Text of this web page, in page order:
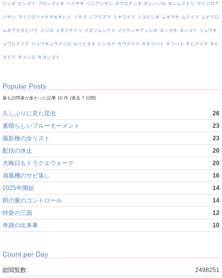
リシギ ビンズイ ブロンズトキ ヘラサギ ベニアジサシ ホウロクシギ ホシハジロ ホシムクドリ マミジロア
ジサシ マミジロツメナガセキレイ ミサゴ ミフウズラ ミヤコドリ ミユビシギ ムギマキ ムクドリ ムナグロ
ムネアカタヒバリ メジロ メダイチドリ メボソムシクイ メリケンキアシシギ ヨシガモ ヨシゴイ リュウキ
ュウヒクイナ リュウキュウメジロ ルリビタキ レンカク Ｒウグイス Ｒキジバト Ｒツバメ Ｒヒクイナ Ｒヒ
ヨドリ Ｒメジロ Ｒヨシゴイ
Popular Posts
最も訪問者が多かった記事 10 件 (過去 7 日間)
久しぶりに見た昆虫
26
素晴らしいブルーモーメント
23
撮影種の全リスト
23
配信の休止
20
大晦日もドラクエウォーク
20
扇風機のサビ落し
16
2025年開始
14
餌の量のコントロール
14
特亜の三国
12
奇跡の出来事
10
Count per Day
2498251
総閲覧数: